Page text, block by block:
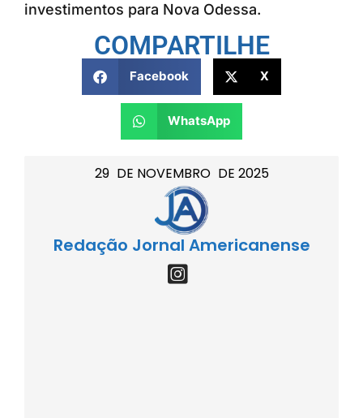
29 DE NOVEMBRO DE 2025
Redação Jornal Americanense
investimentos para Nova Odessa.
COMPARTILHE
Facebook X
WhatsApp